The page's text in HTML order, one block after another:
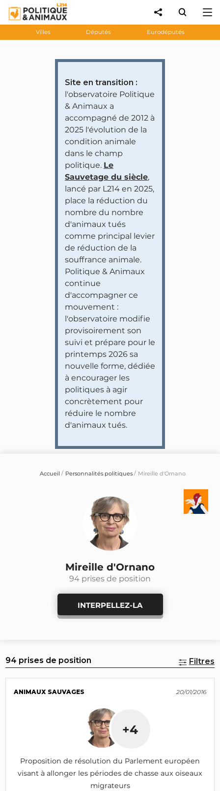
Villes Députés Eurodéputés
Site en transition :
l'observatoire Politique
& Animaux a
accompagné de 2012 à
2025 l'évolution de la
condition animale
dans le champ
politique. Le
Sauvetage du siècle,
lancé par L214 en 2025,
place la réduction du
nombre du nombre
d'animaux tués
comme principal levier
de réduction de la
souffrance animale.
Politique & Animaux
continue
d'accompagner ce
mouvement :
l'observatoire modifie
provisoirement son
suivi et prépare pour le
printemps 2026 sa
nouvelle forme, dédiée
à encourager les
politiques à agir
concrètement pour
réduire le nombre
d'animaux tués.
Accueil Personnalités politiques Mireille d'Ornano
Mireille d'Ornano
94 prises de position
INTERPELLEZ-LA
94 prises de position Filtres
ANIMAUX SAUVAGES 20/01/2016
+4
Proposition de résolution du Parlement européen
visant à allonger les périodes de chasse aux oiseaux
migrateurs